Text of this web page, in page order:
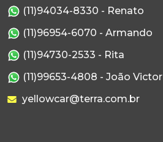
(11)94034-8330 - Renato
(11)96954-6070 - Armando
(11)94730-2533 - Rita
(11)99653-4808 - João Victor
yellowcar@terra.com.br